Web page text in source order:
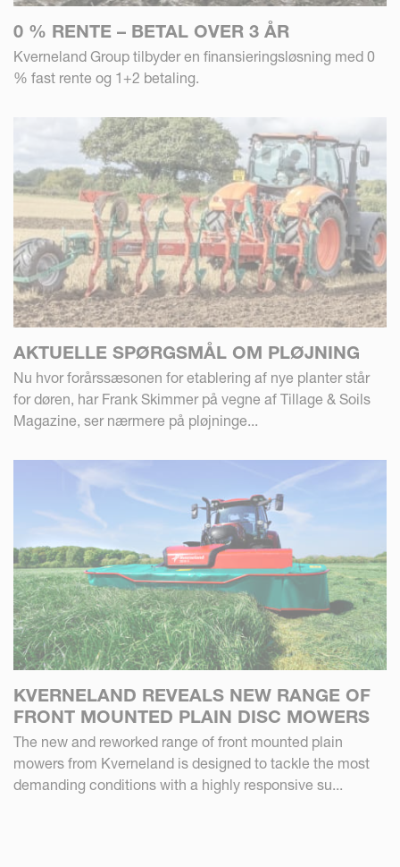
0 % RENTE – BETAL OVER 3 ÅR
Kverneland Group tilbyder en finansieringsløsning med 0
% fast rente og 1+2 betaling.
AKTUELLE SPØRGSMÅL OM PLØJNING
Nu hvor forårssæsonen for etablering af nye planter står
for døren, har Frank Skimmer på vegne af Tillage & Soils
Magazine, ser nærmere på pløjninge...
KVERNELAND REVEALS NEW RANGE OF
FRONT MOUNTED PLAIN DISC MOWERS
The new and reworked range of front mounted plain
mowers from Kverneland is designed to tackle the most
demanding conditions with a highly responsive su...